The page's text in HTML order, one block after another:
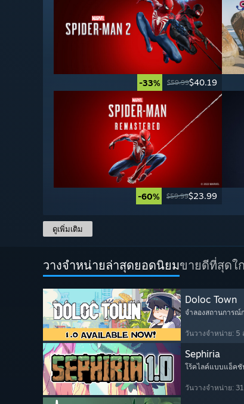
-33% $59.99$40.19
-60% $59.99$23.99
ดูเพิ่มเติม
วางจำหน่ายล่าสุดยอดนิยมขายดีที่สุดใ
Doloc Town
จำลองสถานการณ์
วันวางจำหน่าย: 5
Sephiria
โร้คไลค์แบบแอ็คชั
วันวางจำหน่าย: